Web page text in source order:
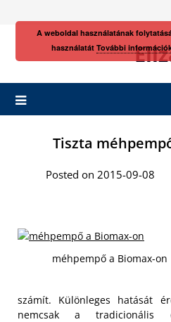
Tiszta
Posted on 2015-09-08
méhpempő a Biomax-on
számít. Különleges hatását
nemcsak a tradicionális
A weboldal használatának
használatát További